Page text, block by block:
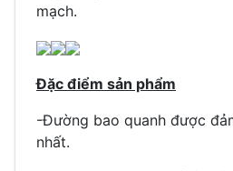
mạch.
Đặc điểm sản phẩm
-Đường bao quanh được
nhất.